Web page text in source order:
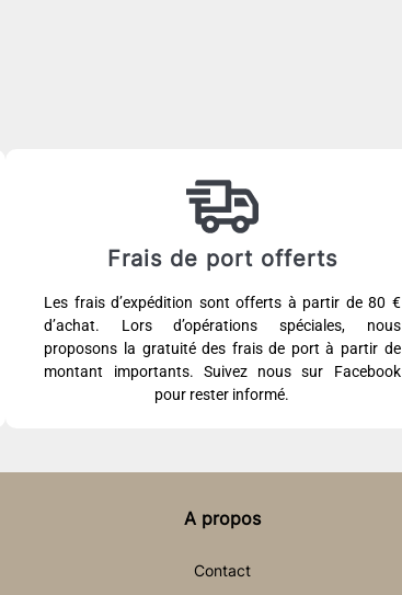
Frais de port offerts
Les frais d’expédition sont offerts à partir de 80 €
d’achat. Lors d’opérations spéciales, nous
proposons la gratuité des frais de port à partir de
montant importants. Suivez nous sur Facebook
pour rester informé.
A propos
Contact